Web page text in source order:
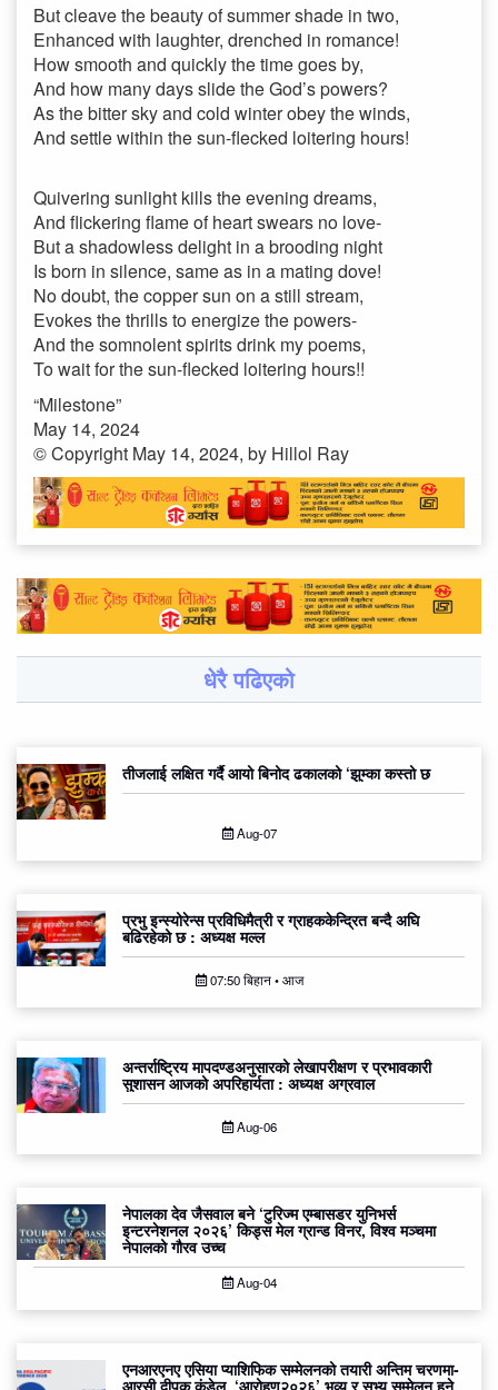
But cleave the beauty of summer shade in two,
Enhanced with laughter, drenched in romance!
How smooth and quickly the time goes by,
And how many days slide the God’s powers?
As the bitter sky and cold winter obey the winds,
And settle within the sun-flecked loitering hours!
Quivering sunlight kills the evening dreams,
And flickering flame of heart swears no love-
But a shadowless delight in a brooding night
Is born in silence, same as in a mating dove!
No doubt, the copper sun on a still stream,
Evokes the thrills to energize the powers-
And the somnolent spirits drink my poems,
To wait for the sun-flecked loitering hours!!
“Milestone”
May 14, 2024
© Copyright May 14, 2024, by Hillol Ray
धेरै पढिएको
तीजलाई लक्षित गर्दै आयो बिनोद ढकालको ‘झुम्का कस्तो छ
Aug-07
प्रभु इन्स्योरेन्स प्रविधिमैत्री र ग्राहककेन्द्रित बन्दै अघि
बढिरहेको छ : अध्यक्ष मल्ल
07:50 बिहान • आज
अन्तर्राष्ट्रिय मापदण्डअनुसारको लेखापरीक्षण र प्रभावकारी
सुशासन आजको अपरिहार्यता : अध्यक्ष अग्रवाल
Aug-06
नेपालका देव जैसवाल बने ‘टुरिज्म एम्बासडर युनिभर्स
इन्टरनेशनल २०२६’ किड्स मेल ग्रान्ड विनर, विश्व मञ्चमा
नेपालको गौरव उच्च
Aug-04
एनआरएनए एसिया प्याशिफिक सम्मेलनको तयारी अन्तिम चरणमा-